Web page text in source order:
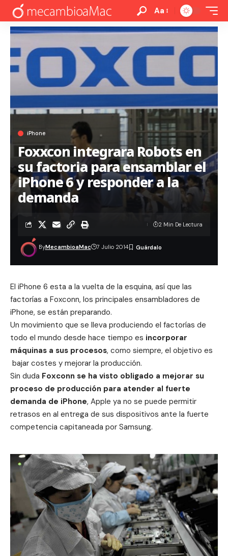
Aa
iPhone
Foxxcon integrara Robots en
su factoria para ensamblar el
iPhone 6 y responder a la
demanda
ByMecambioaMac 7 Julio 2014
2 Min De Lectura
El iPhone 6 esta a la vuelta de la esquina, así que las
factorías a Foxconn, los principales ensambladores de
iPhone, se están preparando.
Un movimiento que se lleva produciendo el factorías de
todo el mundo desde hace tiempo es incorporar
máquinas a sus procesos, como siempre, el objetivo es
bajar costes y mejorar la producción.
Sin duda Foxconn se ha visto obligado a mejorar su
proceso de producción para atender al fuerte
demanda de iPhone, Apple ya no se puede permitir
retrasos en al entrega de sus dispositivos ante la fuerte
competencia capitaneada por Samsung.